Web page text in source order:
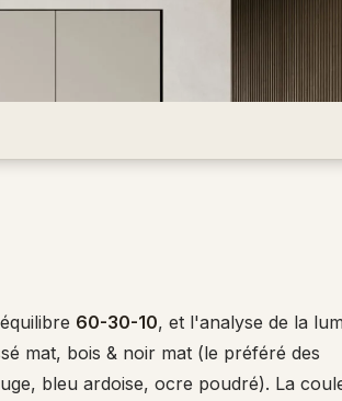
60-30-10, et l'analyse de la
mat, bois & noir mat (le préféré des
bleu ardoise, ocre poudré). La